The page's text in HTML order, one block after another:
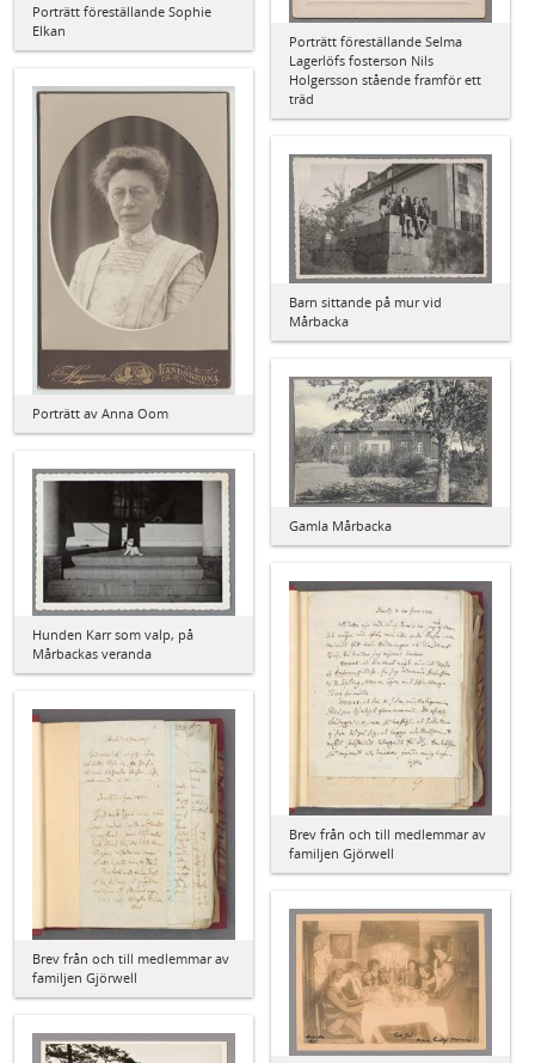
Porträtt föreställande Sophie
Elkan
Porträtt föreställande Selma
Lagerlöfs fosterson Nils
Holgersson stående framför ett
träd
Porträtt av Anna Oom
Barn sittande på mur vid
Mårbacka
Gamla Mårbacka
Hunden Karr som valp, på
Mårbackas veranda
Brev från och till medlemmar av
familjen Gjörwell
Brev från och till medlemmar av
familjen Gjörwell